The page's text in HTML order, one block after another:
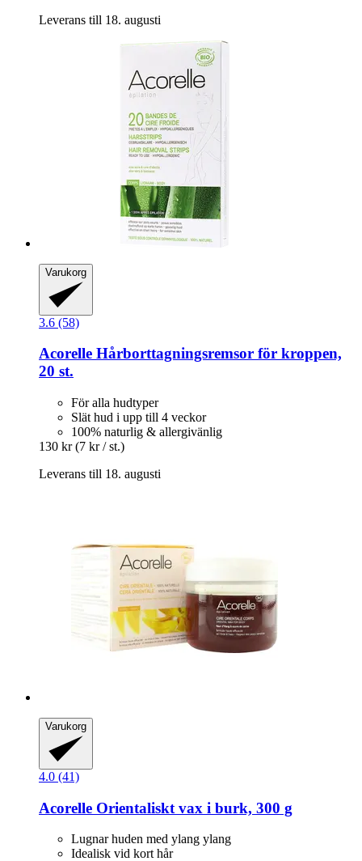
Leverans till 18. augusti
Varukorg
3.6 (58)
Acorelle Hårborttagningsremsor för kroppen,
20 st.
För alla hudtyper
Slät hud i upp till 4 veckor
100% naturlig & allergivänlig
130 kr (7 kr / st.)
Leverans till 18. augusti
Varukorg
4.0 (41)
Acorelle Orientaliskt vax i burk, 300 g
Lugnar huden med ylang ylang
Idealisk vid kort hår